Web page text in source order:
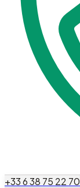
+33 6 38 75 22 70